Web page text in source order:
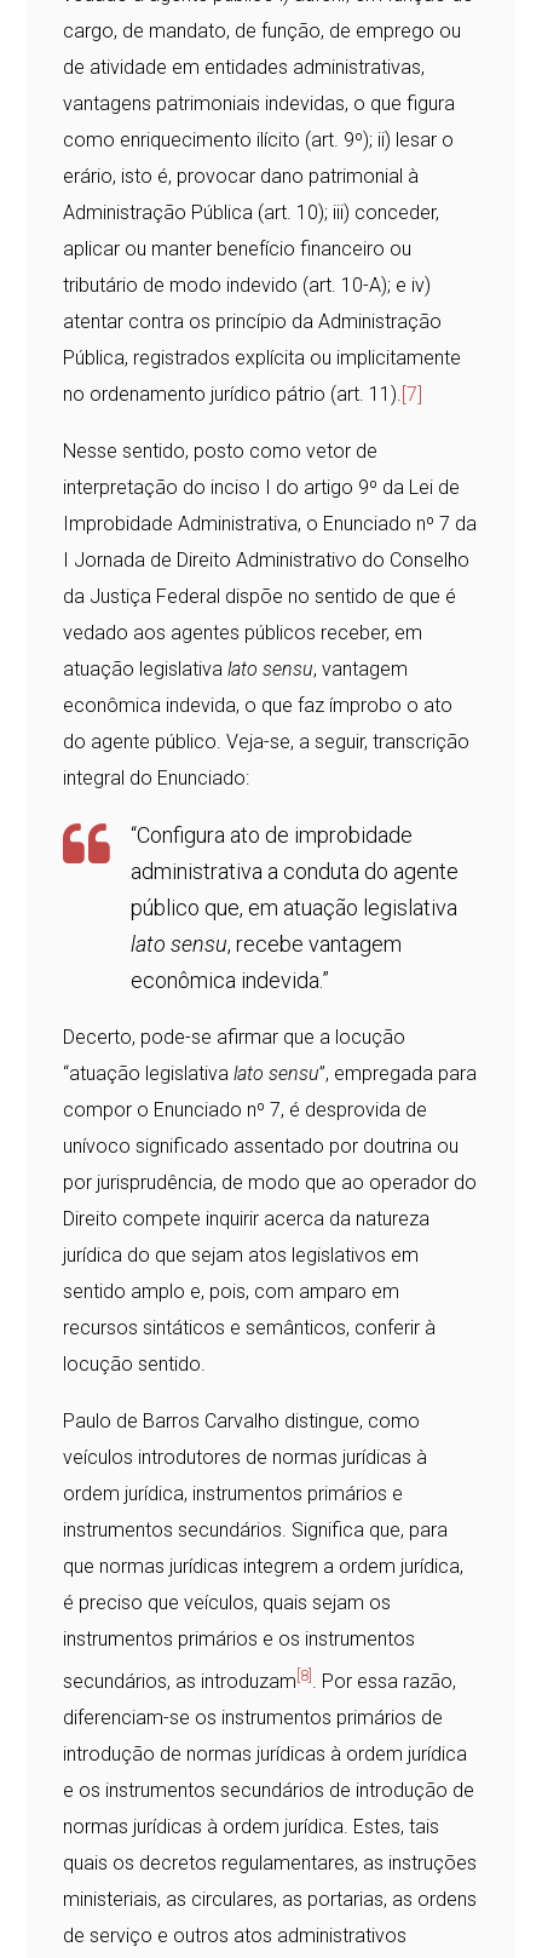
cargo, de mandato, de função, de emprego ou
de atividade em entidades administrativas,
vantagens patrimoniais indevidas, o que figura
como enriquecimento ilícito (art. 9º); ii) lesar o
erário, isto é, provocar dano patrimonial à
Administração Pública (art. 10); iii) conceder,
aplicar ou manter benefício financeiro ou
tributário de modo indevido (art. 10-A); e iv)
atentar contra os princípio da Administração
Pública, registrados explícita ou implicitamente
no ordenamento jurídico pátrio (art. 11). [7]
Nesse sentido, posto como vetor de
interpretação do inciso I do artigo 9º da Lei de
Improbidade Administrativa, o Enunciado nº 7 da
I Jornada de Direito Administrativo do Conselho
da Justiça Federal dispõe no sentido de que é
vedado aos agentes públicos receber, em
atuação legislativalato sensu, vantagem
econômica indevida, o que faz ímprobo o ato
do agente público. Veja-se, a seguir, transcrição
integral do Enunciado:
“Configura ato de improbidade
administrativa a conduta do agente
público que, em atuação legislativa
lato sensu, recebe vantagem
econômica indevida.”
Decerto, pode-se afirmar que a locução
“atuação legislativalato sensu”, empregada para
compor o Enunciado nº 7, é desprovida de
unívoco significado assentado por doutrina ou
por jurisprudência, de modo que ao operador do
Direito compete inquirir acerca da natureza
jurídica do que sejam atos legislativos em
sentido amplo e, pois, com amparo em
recursos sintáticos e semânticos, conferir à
locução sentido.
Paulo de Barros Carvalho distingue, como
veículos introdutores de normas jurídicas à
ordem jurídica, instrumentos primários e
instrumentos secundários. Significa que, para
que normas jurídicas integrem a ordem jurídica,
é preciso que veículos, quais sejam os
instrumentos primários e os instrumentos
secundários, as introduzam [8] . Por essa razão,
diferenciam-se os instrumentos primários de
introdução de normas jurídicas à ordem jurídica
e os instrumentos secundários de introdução de
normas jurídicas à ordem jurídica. Estes, tais
quais os decretos regulamentares, as instruções
ministeriais, as circulares, as portarias, as ordens
de serviço e outros atos administrativos